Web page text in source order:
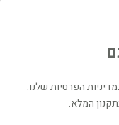
הפרטיות שלנו.
המלא.